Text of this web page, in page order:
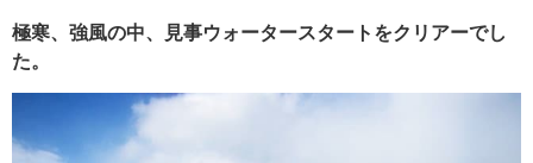
極寒、強風の中、見事ウォータースタートをクリアーでし
た。